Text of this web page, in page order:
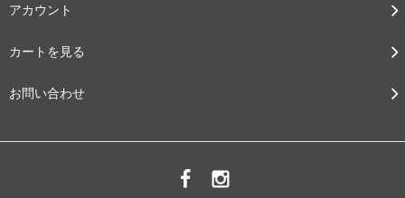
アカウント
カートを見る
お問い合わせ